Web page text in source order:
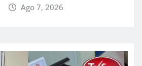
Ago 7, 2026